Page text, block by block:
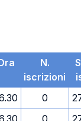
N.
iscrizioni
0
0